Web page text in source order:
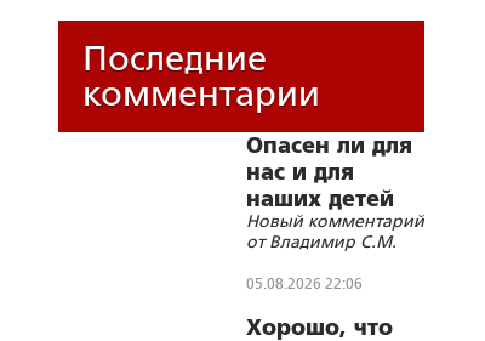
Последние
комментарии
Опасен ли для
нас и для
наших детей
«бегущий
гуру»?
Новый комментарий
от Владимир С.М.
05.08.2026 22:06
Хорошо, что